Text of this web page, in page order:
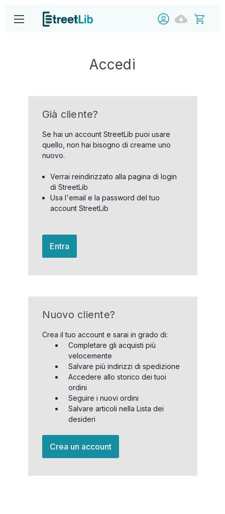
Accedi
Già cliente?
Se hai un account StreetLib puoi usare
quello, non hai bisogno di crearne uno
nuovo.
Verrai reindirizzato alla pagina di login
di StreetLib
Usa l'email e la password del tuo
account StreetLib
Entra
Nuovo cliente?
Crea il tuo account e sarai in grado di:
Completare gli acquisti più
velocemente
Salvare più indirizzi di spedizione
Accedere allo storico dei tuoi
ordini
Seguire i nuovi ordini
Salvare articoli nella Lista dei
desideri
Crea un account